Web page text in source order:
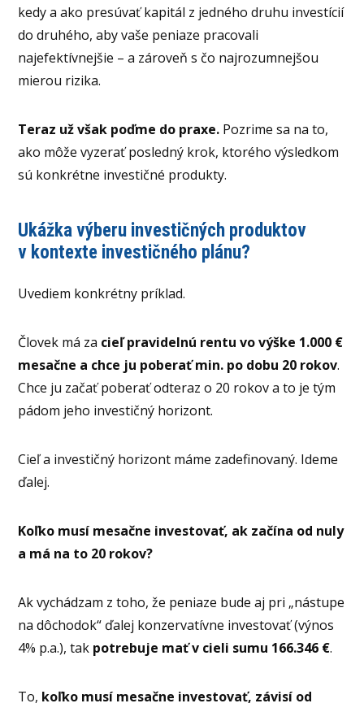
kedy a ako presúvať kapitál z jedného druhu investícií
do druhého, aby vaše peniaze pracovali
najefektívnejšie – a zároveň s čo najrozumnejšou
mierou rizika.
Teraz už však poďme do praxe. Pozrime sa na to,
ako môže vyzerať posledný krok, ktorého výsledkom
sú konkrétne investičné produkty.
Ukážka výberu investičných produktov
v kontexte investičného plánu?
Uvediem konkrétny príklad.
Človek má za cieľ pravidelnú rentu vo výške 1.000 €
mesačne a chce ju poberať min. po dobu 20 rokov.
Chce ju začať poberať odteraz o 20 rokov a to je tým
pádom jeho investičný horizont.
Cieľ a investičný horizont máme zadefinovaný. Ideme
ďalej.
Koľko musí mesačne investovať, ak začína od nuly
a má na to 20 rokov?
Ak vychádzam z toho, že peniaze bude aj pri „nástupe
na dôchodok“ ďalej konzervatívne investovať (výnos
4% p.a.), tak potrebuje mať v cieli sumu 166.346 €.
To, koľko musí mesačne investovať, závisí od